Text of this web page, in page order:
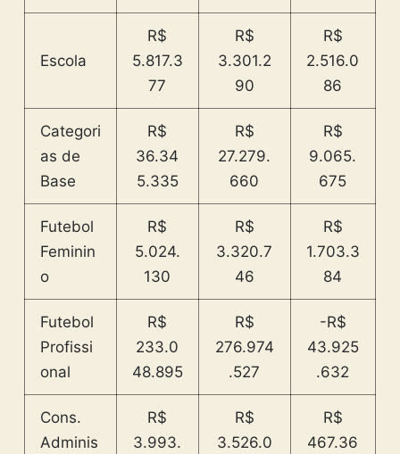
Escola
R$
5.817.3
77
R$
3.301.2
90
R$
2.516.0
86
Categori
as de
Base
R$
36.34
5.335
R$
27.279.
660
R$
9.065.
675
Futebol
Feminin
o
R$
5.024.
130
R$
3.320.7
46
R$
1.703.3
84
Futebol
Profissi
onal
R$
233.0
48.895
R$
276.974
.527
-R$
43.925
.632
Cons.
Adminis
R$
3.993.
R$
3.526.0
R$
467.36